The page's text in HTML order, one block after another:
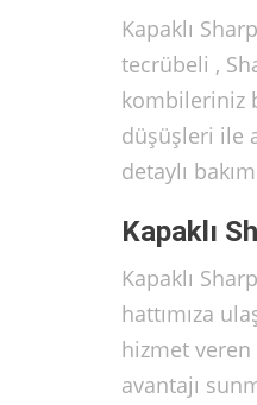
Kapaklı
tecrübeli ,
kombileriniz
düşüşleri ile
detaylı
Kapaklı
Kapaklı
hattımıza
hizmet veren
avantajı